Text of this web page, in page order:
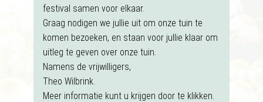
festival samen voor elkaar.
Graag nodigen we jullie uit om onze tuin te
komen bezoeken, en staan voor jullie klaar om
uitleg te geven over onze tuin.
Namens de vrijwilligers,
Theo Wilbrink.
Meer informatie kunt u krijgen door te klikken.